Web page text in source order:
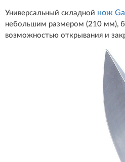
Универсальный складной нож
небольшим размером (210 мм),
возможностью открывания и